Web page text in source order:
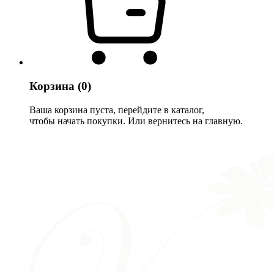
Корзина (0)
Ваша корзина пуста, перейдите в каталог,
чтобы начать покупки. Или вернитесь на главную.